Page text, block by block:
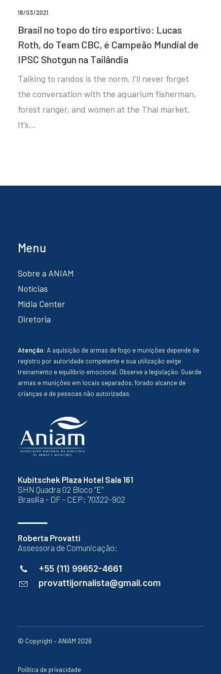
18/03/2021
Brasil no topo do tiro esportivo: Lucas
Roth, do Team CBC, é Campeão Mundial de
IPSC Shotgun na Tailândia
Talking to randos is the norm. I’ll never forget
the conversation with the aquarium fisherman,
forest ranger, and women at the Thai market.
It’s…
Kubitschek Plaza Hotel Sala 161
SHN Quadra 02 Bloco “E”
Brasília - DF - CEP: 70322-902
Roberta Provatti
Assessora de Comunicação:
+55 (11) 99652-4661
provattijornalista@gmail.com
Menu
Sobre a ANIAM
Notícias
Mídia Center
Diretoria
Atenção: A aquisição de armas de fogo e munições depende de
registro por autoridade competente e sua utilização exige
treinamento e equilíbrio emocional. Observe a legislação. Guarde
armas e munições em locais separados, forado alcance de
crianças e de pessoas não autorizadas.
© Copyright – ANIAM 2026
Política de privacidade